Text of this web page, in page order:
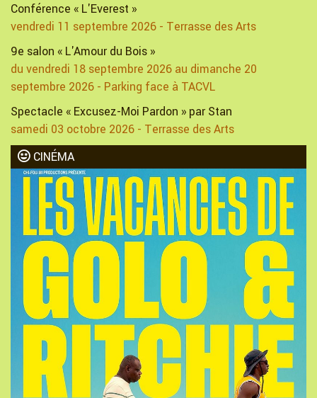
Conférence « L'Everest »
vendredi 11 septembre 2026 - Terrasse des Arts
9e salon « L'Amour du Bois »
du vendredi 18 septembre 2026 au dimanche 20
septembre 2026 - Parking face à TACVL
Spectacle « Excusez-Moi Pardon » par Stan
samedi 03 octobre 2026 - Terrasse des Arts
CINÉMA